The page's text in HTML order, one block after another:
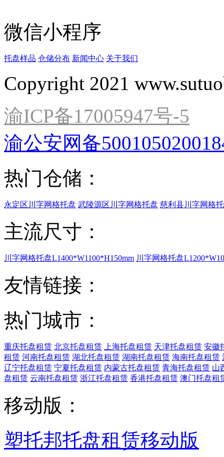
微信小程序
托盘样品 仓储分布 新闻中心 关于我们
Copyright 2021
渝ICP备17005947号-5
渝公安网备
热门仓储：
永定区川字网格托盘 武陵源区川字网格托盘 慈利县川字网格
主流尺寸：
川字网格托盘L1400*W1100*H150mm 川字网格托盘
友情链接：
热门城市：
重庆托盘租赁 北京托盘租赁 上海托盘租赁 天津托盘租赁 安徽
租赁 河南托盘租赁 湖北托盘租赁 湖南托盘租赁 海南托盘租赁
辽宁托盘租赁 宁夏托盘租赁 内蒙古托盘租赁 青海托盘租赁 山
盘租赁 云南托盘租赁 浙江托盘租赁 香港托盘租赁 澳门托盘租
移动版：
塑托邦托盘租赁移动版